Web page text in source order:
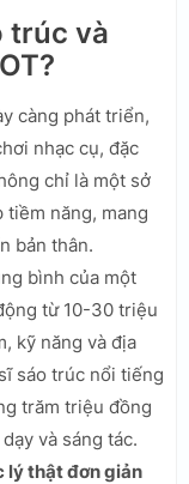
trúc và
càng phát triển,
nhạc cụ, đặc
chỉ là một sở
tiềm năng, mang
bản thân.
bình của một
từ 10-30 triệu
kỹ năng và địa
sáo trúc nổi tiếng
trăm triệu đồng
và sáng tác.
lý thật đơn giản